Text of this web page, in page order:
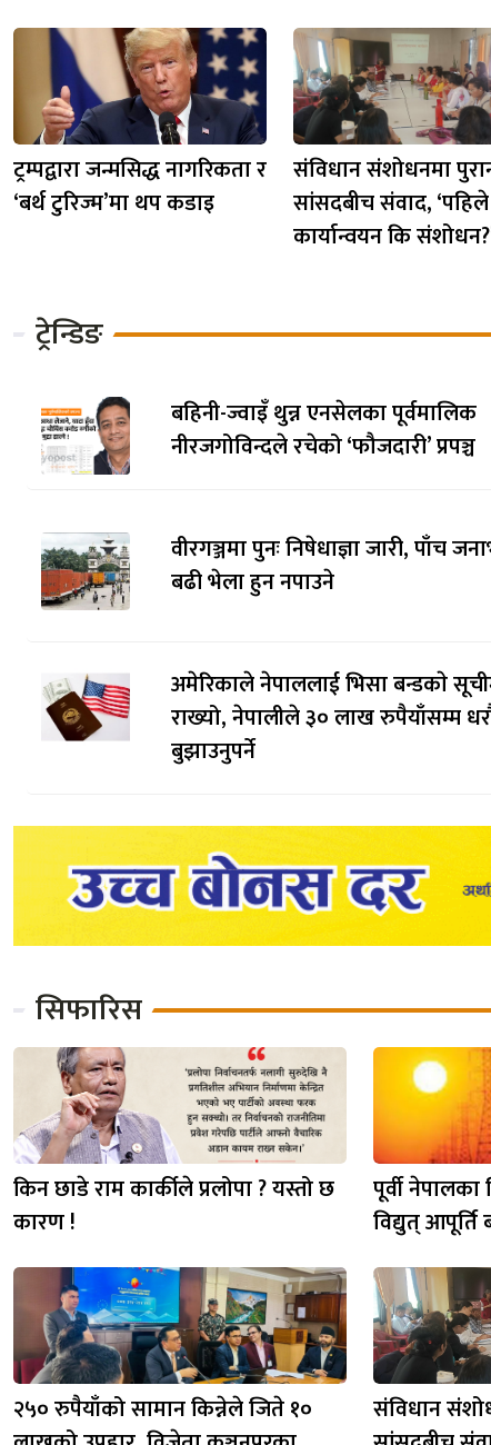
ट्रम्पद्वारा जन्मसिद्ध नागरिकता र
‘बर्थ टुरिज्म’मा थप कडाइ
संविधान संशोधनमा
सांसदबीच संवाद, ‘पहिले
कार्यान्वयन कि
ट्रेन्डिङ
बहिनी-ज्वाइँ थुन्न एनसेलका पूर्वमालिक
नीरजगोविन्दले रचेको ‘फौजदारी’ प्रपञ्च
वीरगञ्जमा पुनः निषेधाज्ञा जारी, पाँच
बढी भेला हुन नपाउने
अमेरिकाले नेपाललाई भिसा बन्डकाे
राख्यो, नेपालीले ३० लाख रुपैयाँसम्म
बुझाउनुपर्ने
सिफारिस
किन छाडे राम कार्कीले प्रलोपा ? यस्तो छ
कारण !
पूर्वी
विद्युत् आपूर्ति
२५० रुपैयाँको सामान किन्नेले जिते १०
संविधान